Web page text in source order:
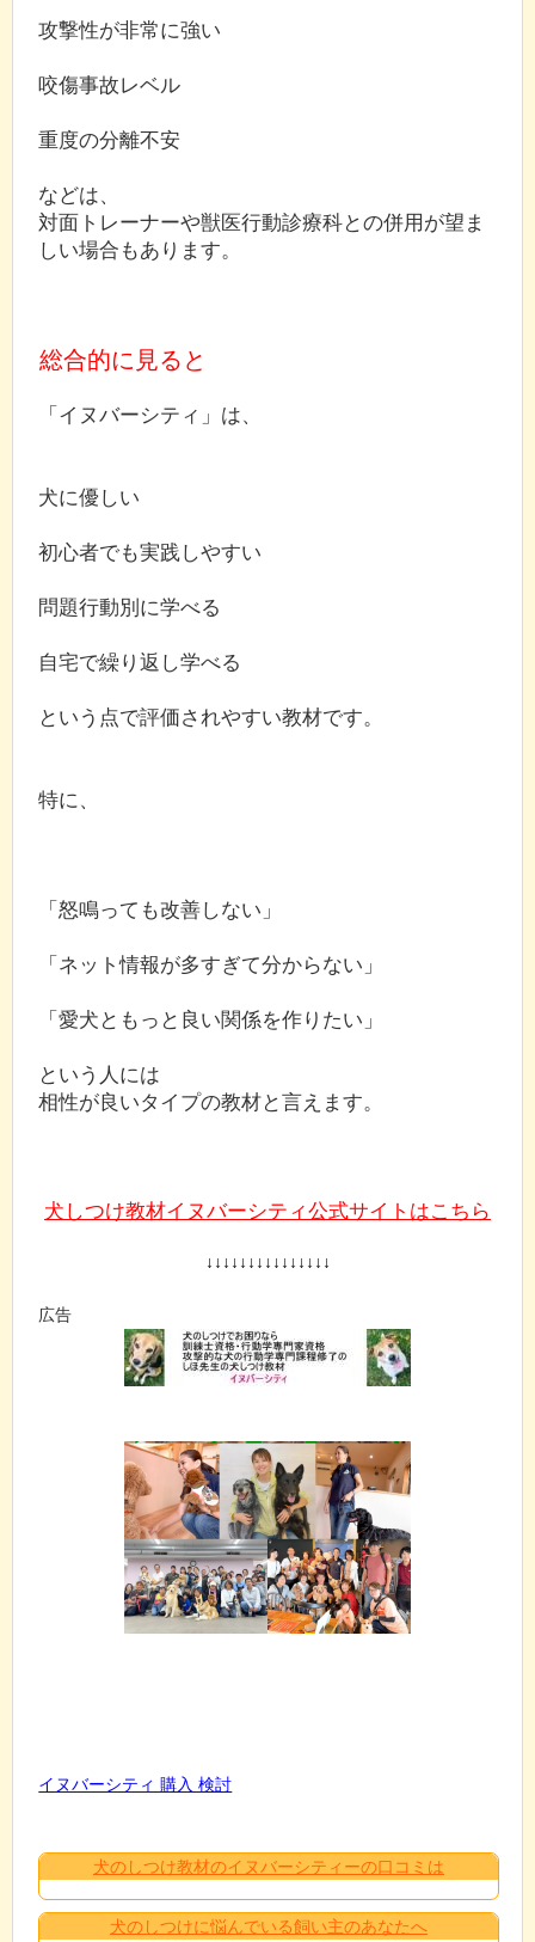
攻撃性が非常に強い
咬傷事故レベル
重度の分離不安
などは、
対面トレーナーや獣医行動診療科との併用が望ま
しい場合もあります。
総合的に見ると
「イヌバーシティ」は、
犬に優しい
初心者でも実践しやすい
問題行動別に学べる
自宅で繰り返し学べる
という点で評価されやすい教材です。
特に、
「怒鳴っても改善しない」
「ネット情報が多すぎて分からない」
「愛犬ともっと良い関係を作りたい」
という人には
相性が良いタイプの教材と言えます。
犬しつけ教材イヌバーシティ公式サイトはこちら
↓↓↓↓↓↓↓↓↓↓↓↓↓↓↓
広告
イヌバーシティ 購入 検討
犬のしつけ教材のイヌバーシティーの口コミは
犬のしつけに悩んでいる飼い主のあなたへ